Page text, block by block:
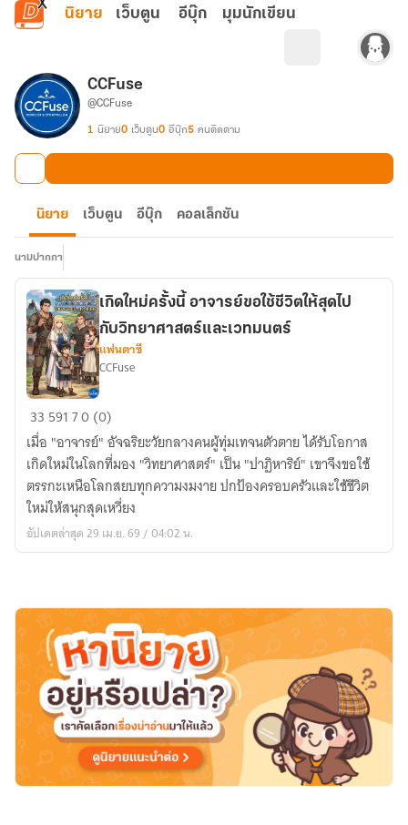
ข้ามไปยังเนื้อหาหลัก
นิยาย เว็บตูน อีบุ๊ก มุมนักเขียน
CCFuse
@CCFuse
1 นิยาย0 เว็บตูน0 อีบุ๊ก5 คนติดตาม
นิยาย เว็บตูน อีบุ๊ก คอลเล็กชัน
นามปากกา
เกิด
ใหม่
ครั้ง
นี้
อาจารย์
ขอ
ใช้
สุด
ไป
กับ
วิทยาศาสตร์
และ
เวทมนตร์
เกิดใหม่ครั้งนี้ อาจารย์ขอใช้ชีวิตให้สุดไป
กับวิทยาศาสตร์และเวทมนตร์
แฟนตาซี
CCFuse
33 59170 (0)
เมื่อ "อาจารย์" อัจฉริยะวัยกลางคนผู้ทุ่มเทจนตัวตาย ได้รับโอกาส
เกิดใหม่ในโลกที่มอง "วิทยาศาสตร์" เป็น "ปาฏิหาริย์" เขาจึงขอใช้
ตรรกะเหนือโลกสยบทุกความงมงาย ปกป้องครอบครัวและใช้ชีวิต
ใหม่ให้สนุกสุดเหวี่ยง
อัปเดตล่าสุด 29 เม.ย. 69 / 04:02 น.